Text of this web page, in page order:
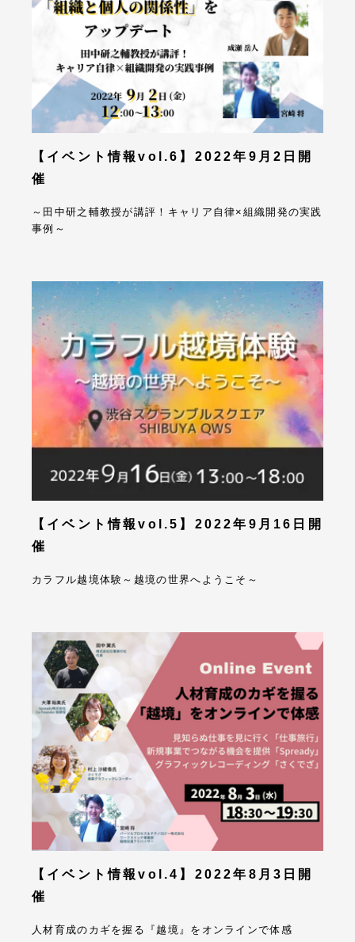
【イベント情報vol.6】2022年9月2日開
催
～田中研之輔教授が講評！キャリア自律×組織開発の実践
事例～
【イベント情報vol.5】2022年9月16日開
催
カラフル越境体験～越境の世界へようこそ～
【イベント情報vol.4】2022年8月3日開
催
人材育成のカギを握る『越境』をオンラインで体感